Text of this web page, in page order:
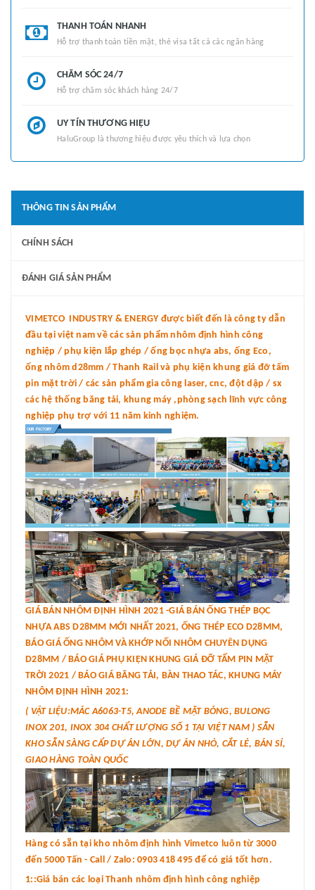
THANH TOÁN NHANH
Hỗ trợ thanh toán tiền mặt, thẻ visa tất cả các ngân hàng
CHĂM SÓC 24/7
Hỗ trợ chăm sóc khách hàng 24/7
UY TÍN THƯƠNG HIỆU
HaluGroup là thương hiệu được yêu thích và lựa chọn
THÔNG TIN SẢN PHẨM
CHÍNH SÁCH
ĐÁNH GIÁ SẢN PHẨM
VIMETCO INDUSTRY & ENERGY được biết đến là công ty dẫn
đầu tại việt nam về các sản phẩm nhôm định hình công
nghiệp / phụ kiện lắp ghép / ống bọc nhựa abs, ống Eco,
ống nhôm d28mm / Thanh Rail và phụ kiện khung giá đỡ tấm
pin mặt trời / các sản phẩm gia công laser, cnc, đột dập / sx
các hệ thống băng tải, khung máy ,phòng sạch lĩnh vực công
nghiệp phụ trợ với 11 năm kinh nghiệm.
GIÁ BÁN NHÔM ĐỊNH HÌNH 2021 -GIÁ BÁN ỐNG THÉP BỌC
NHỰA ABS D28MM MỚI NHẤT 2021, ỐNG THÉP ECO D28MM,
BÁO GIÁ ỐNG NHÔM VÀ KHỚP NỐI NHÔM CHUYÊN DỤNG
D28MM / BÁO GIÁ PHỤ KIỆN KHUNG GIÁ ĐỠ TẤM PIN MẶT
TRỜI 2021 / BÁO GIÁ BĂNG TẢI, BÀN THAO TÁC, KHUNG MÁY
NHÔM ĐỊNH HÌNH 2021:
( VẬT LIỆU:MÁC A6063-T5, ANODE BỀ MẶT BÓNG, BULONG
INOX 201, INOX 304 CHẤT LƯỢNG SỐ 1 TẠI VIỆT NAM ) SẴN
KHO SẴN SÀNG CẤP DỰ ÁN LỚN, DỰ ÁN NHỎ, CẮT LẺ, BÁN SỈ,
GIAO HÀNG TOÀN QUỐC
Hàng có sẵn tại kho nhôm định hình Vimetco luôn từ 3000
đến 5000 Tấn - Call / Zalo: 0903 418 495 để có giá tốt hơn.
1::Giá bán các loại Thanh nhôm định hình công nghiệp